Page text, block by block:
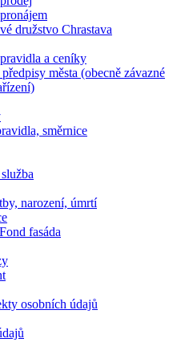
družstvo Chrastava
a ceníky
města (obecně závazné
směrnice
narození, úmrtí
fasáda
osobních údajů